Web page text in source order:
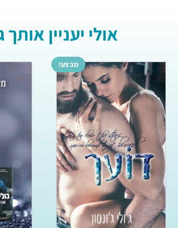
אולי יעניין
מבצע!